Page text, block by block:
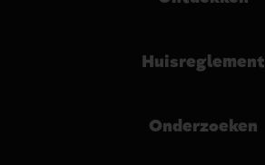
Huisreglement
Onderzoeken